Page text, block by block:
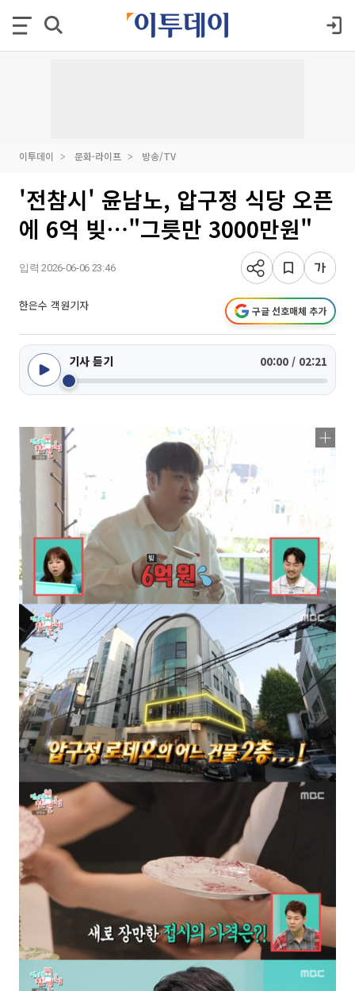
이투데이 문화·라이프 방송/TV
'전참시' 윤남노, 압구정 식당 오픈
에 6억 빚⋯"그릇만 3000만원"
입력 2026-06-06 23:46
한은수 객원기자 구글 선호매체 추가
기사 듣기 00:00 / 02:21